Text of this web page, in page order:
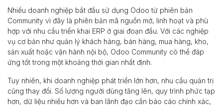
Nhiều doanh nghiệp bắt đầu sử dụng Odoo từ phiên bản
Community vì đây là phiên bản mã nguồn mở, linh hoạt và phù
hợp với nhu cầu triển khai ERP ở giai đoạn đầu. Với các nghiệp
vụ cơ bản như quản lý khách hàng, bán hàng, mua hàng, kho,
sản xuất hoặc vận hành nội bộ, Odoo Community có thể đáp
ứng tốt trong một khoảng thời gian nhất định.
Tuy nhiên, khi doanh nghiệp phát triển lớn hơn, nhu cầu quản trị
cũng thay đổi. Số lượng người dùng tăng lên, quy trình phức tạp
hơn, dữ liệu nhiều hơn và ban lãnh đạo cần báo cáo chính xác,